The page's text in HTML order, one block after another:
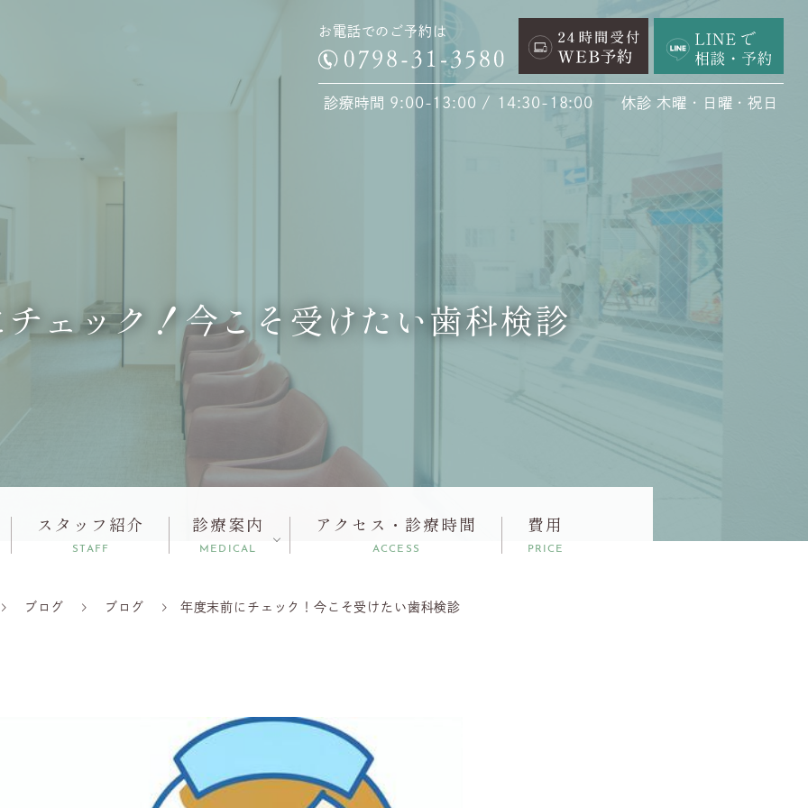
お電話でのご予約は
診療時間 9:00-13:00 / 14:30-18:00 休診 木曜・日曜・祝日
ェック！今こそ受けたい歯科検診
スタッフ紹介
STAFF
診療案内
MEDICAL
アクセス・診療時間
ACCESS
費用
PRICE
ブログ ブログ 年度末前にチェック！今こそ受けたい歯科検診